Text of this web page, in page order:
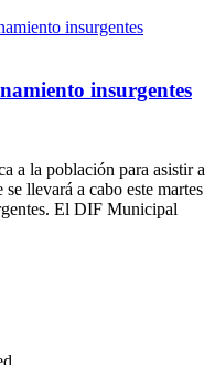
insurgentes
a la población para asistir a
llevará a cabo este martes
El DIF Municipal